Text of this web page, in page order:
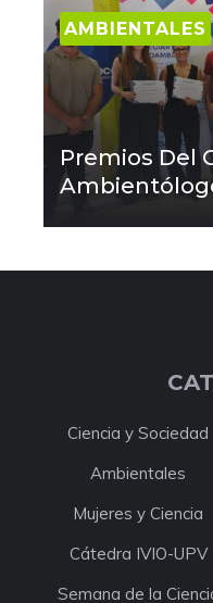
AMBIENTALES
Premios Del
Ciencia y Sociedad
Ambientales
Mujeres y Ciencia
Cátedra IVIO-UPV
Semana de la